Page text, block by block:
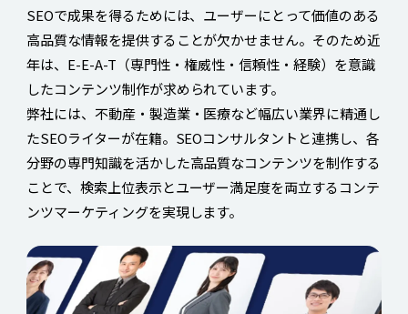
SEOで成果を得るためには、ユーザーにとって価値のある
高品質な情報を提供することが欠かせません。そのため近
年は、E-E-A-T（専門性・権威性・信頼性・経験）を意識
したコンテンツ制作が求められています。
弊社には、不動産・製造業・医療など幅広い業界に精通し
たSEOライターが在籍。SEOコンサルタントと連携し、各
分野の専門知識を活かした高品質なコンテンツを制作する
ことで、検索上位表示とユーザー満足度を両立するコンテ
ンツマーケティングを実現します。